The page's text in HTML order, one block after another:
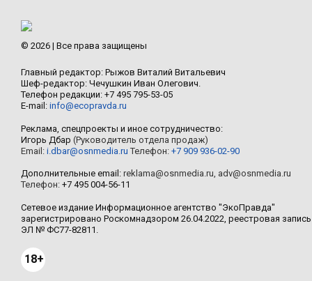
© 2026 | Все права защищены
Главный редактор: Рыжов Виталий Витальевич
Шеф-редактор: Чечушкин Иван Олегович.
Телефон редакции: +7 495 795-53-05
E-mail: info@ecopravda.ru
Реклама, спецпроекты и иное сотрудничество:
Игорь Дбар (Руководитель отдела продаж)
Email: i.dbar@osnmedia.ru Телефон: +7 909 936-02-90
Дополнительные email: reklama@osnmedia.ru adv@osnmedia.ru
Телефон: +7 495 004-56-11
Сетевое издание Информационное агентство "ЭкоПравда"
зарегистрировано Роскомнадзором 26.04.2022, реестровая запись
ЭЛ № ФС77-82811.
18+